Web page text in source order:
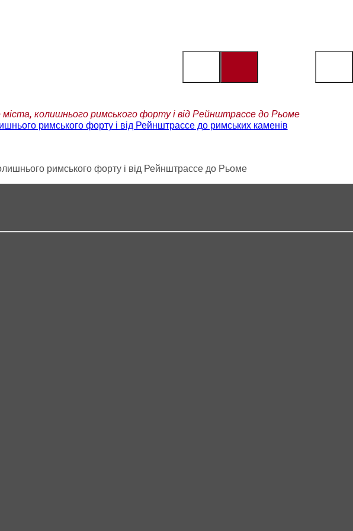
колишнього римського форту і від Рейнштрассе до Рьоме
римського форту і від Рейнштрассе до римських каменів
римського форту і від Рейнштрассе до Рьоме